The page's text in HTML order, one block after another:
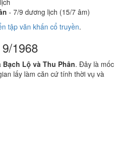
- 7/9 dương lịch (15/7 âm)
tập văn khấn cổ truyền.
1968
Bạch Lộ và Thu Phân. Đây là mốc
lấy làm căn cứ tính thời vụ và